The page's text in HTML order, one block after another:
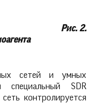
Рис. 2.
сетей и умных
специальный SDR
контролируется